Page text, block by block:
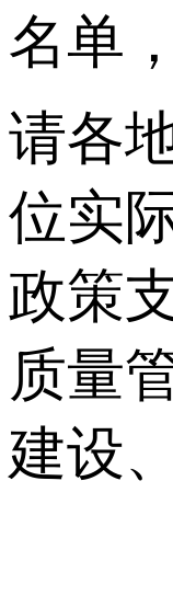
名单
请各
位实
政策
质量
建设